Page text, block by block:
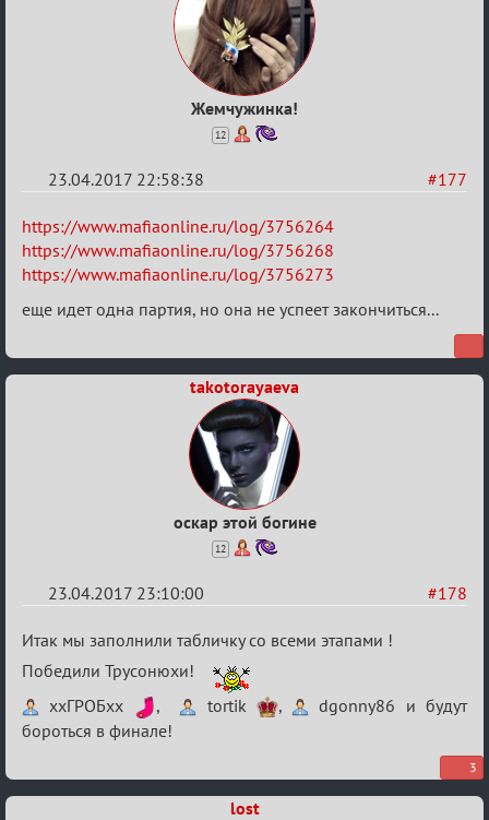
Жемчужинка!
12
#177
23.04.2017 22:58:38
Re:
Hot
F
Boyard
https://www.mafiaonline.ru/log/3756264
https://www.mafiaonline.ru/log/3756268
https://www.mafiaonline.ru/log/3756273
еще идет одна партия, но она не успеет закончиться...
takotorayaeva
оскар этой богине
12
#178
23.04.2017 23:10:00
Re:
Hot
F
Boyard
Итак мы заполнили табличку со всеми этапами !
Победили Трусонюхи!
ххГРОБхх
, tortik ,
dgonny86 и будут
бороться в финале!
3
lost